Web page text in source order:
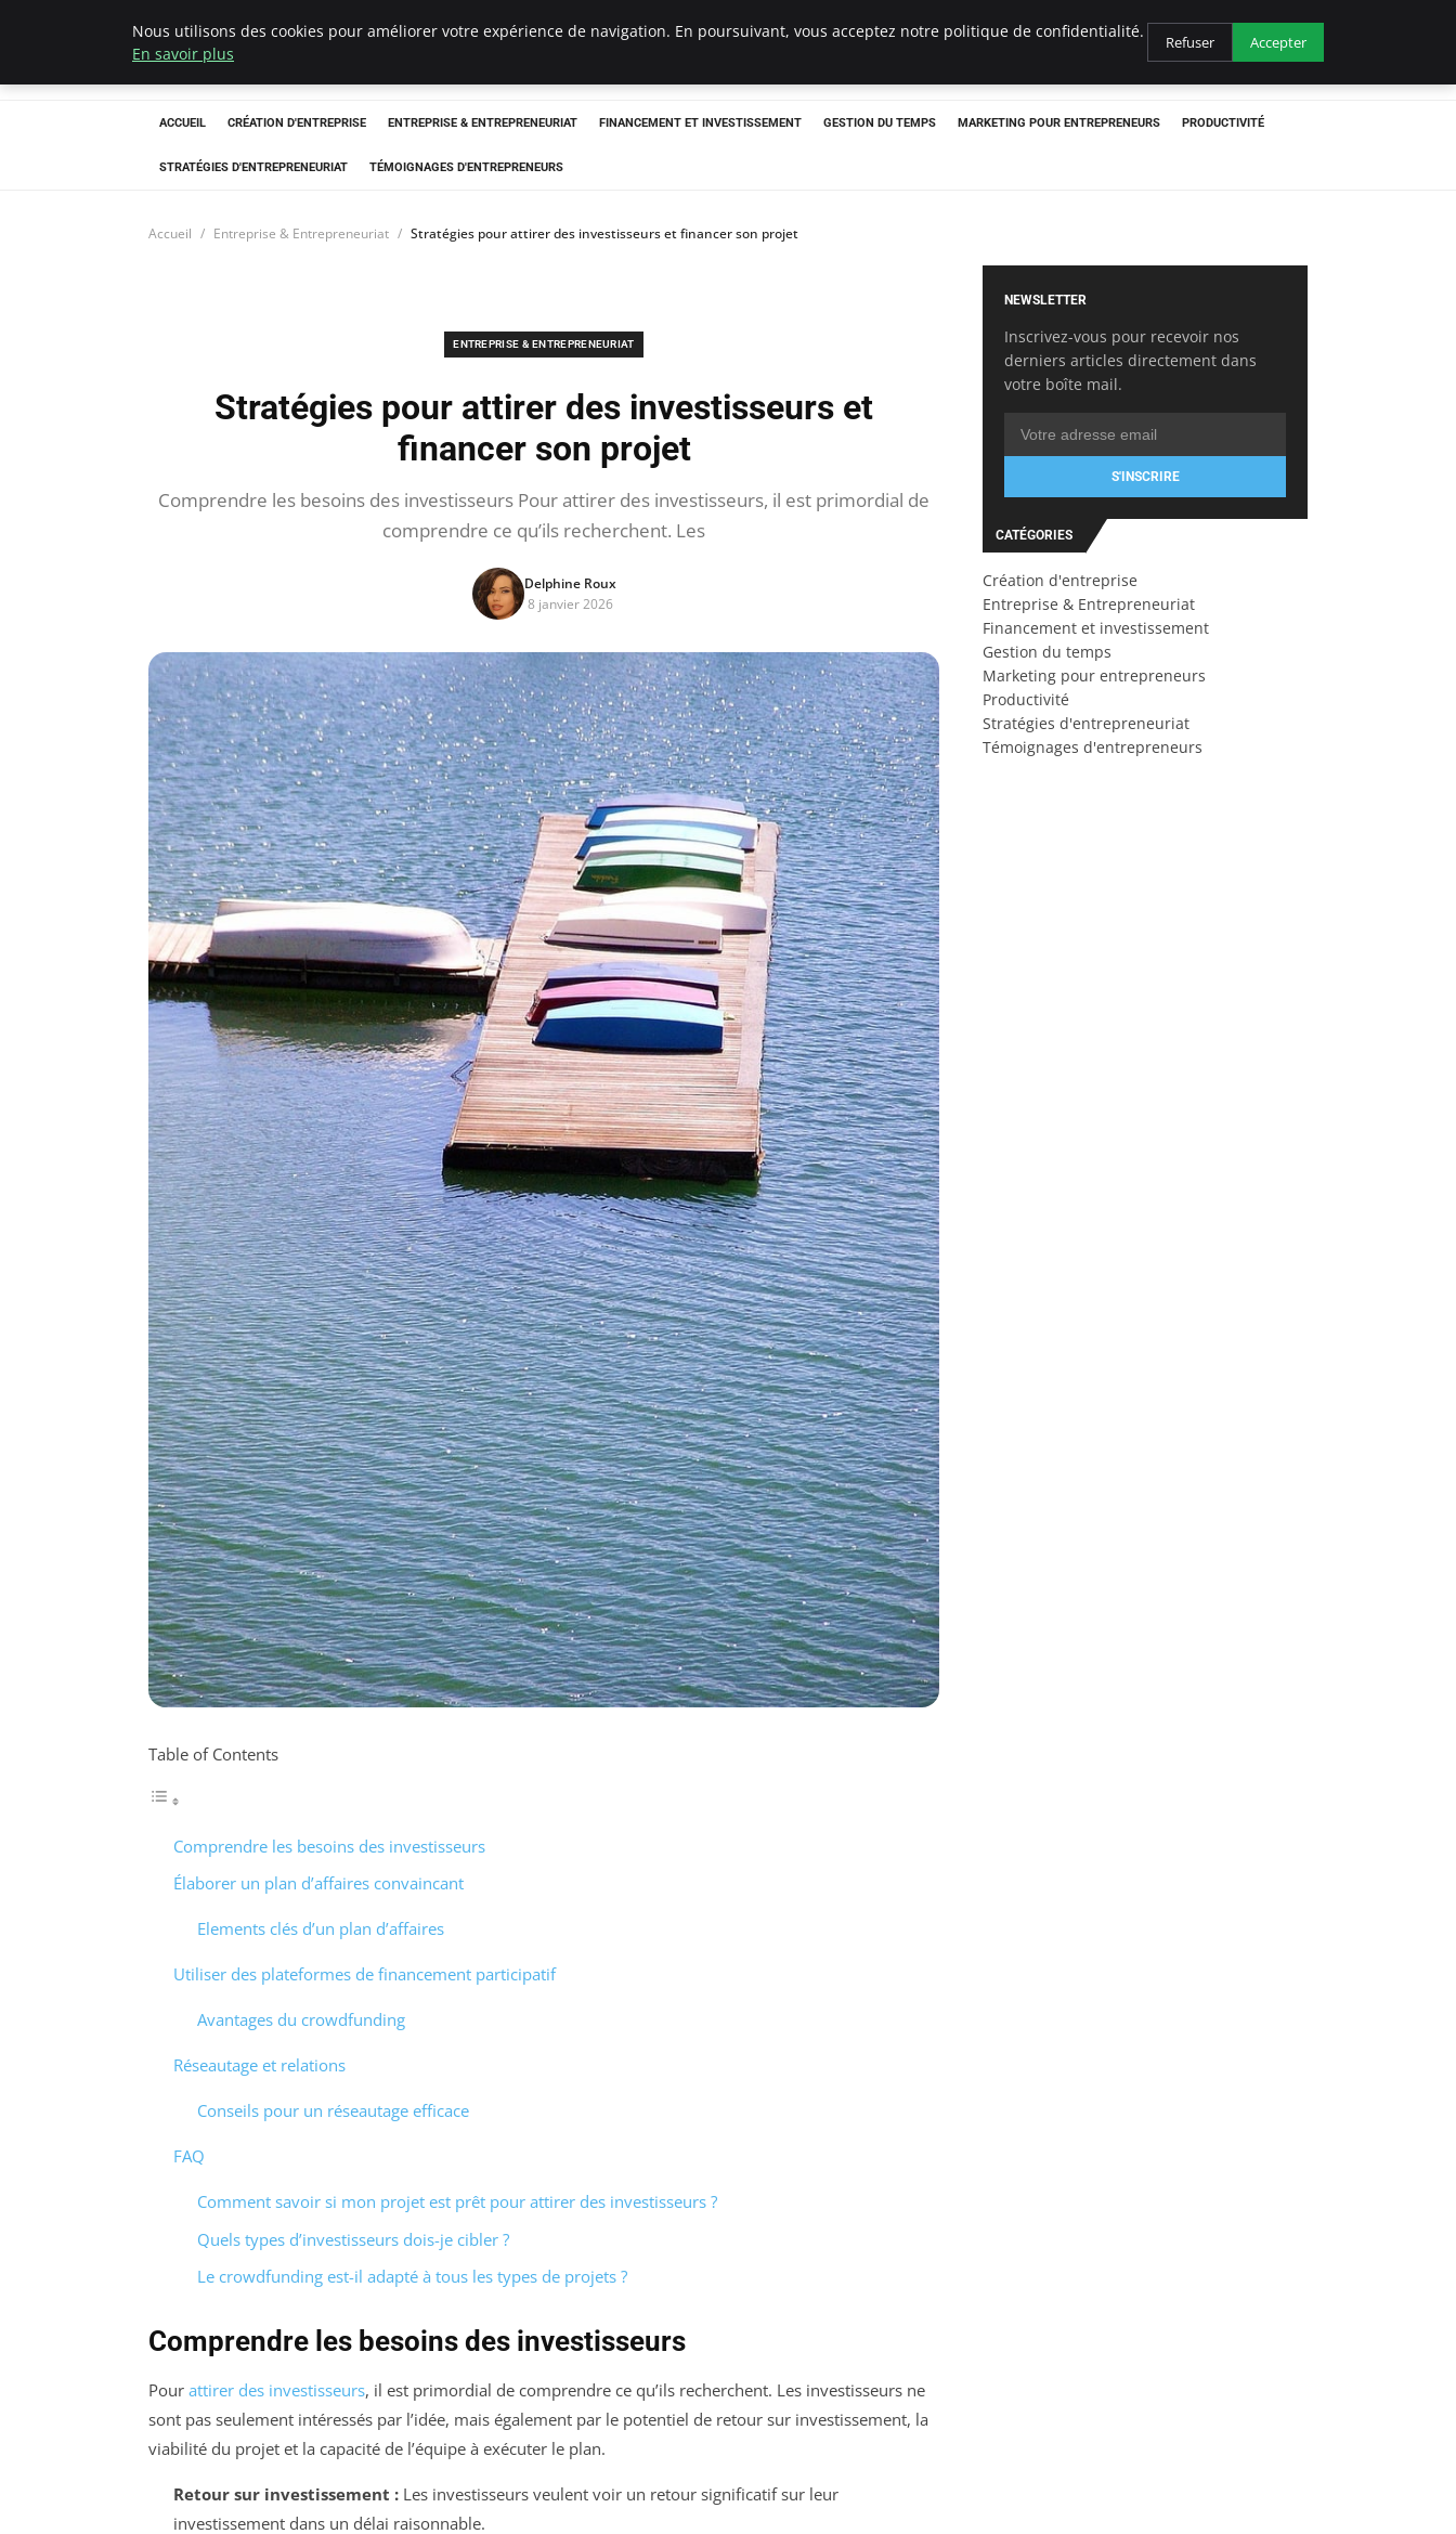
LECFCM
ACCUEIL CRÉATION D'ENTREPRISE ENTREPRISE & ENTREPRENEURIAT FINANCEMENT ET INVESTISSEMENT GESTION DU TEMPS MARKETING POUR ENTREPRENEURS PRODUCTIVITÉ
STRATÉGIES D'ENTREPRENEURIAT TÉMOIGNAGES D'ENTREPRENEURS
Accueil Entreprise & Entrepreneuriat Stratégies pour attirer des investisseurs et financer son projet
ENTREPRISE & ENTREPRENEURIAT
Stratégies pour attirer des investisseurs et
financer son projet
Comprendre les besoins des investisseurs Pour attirer des investisseurs, il est primordial de
comprendre ce qu’ils recherchent. Les
Delphine Roux
8 janvier 2026
Table of Contents
Comprendre les besoins des investisseurs
Élaborer un plan d’affaires convaincant
Elements clés d’un plan d’affaires
Utiliser des plateformes de financement participatif
Avantages du crowdfunding
Réseautage et relations
Conseils pour un réseautage efficace
FAQ
Comment savoir si mon projet est prêt pour attirer des investisseurs ?
Quels types d’investisseurs dois-je cibler ?
Le crowdfunding est-il adapté à tous les types de projets ?
Comprendre les besoins des investisseurs
Pour attirer des investisseurs, il est primordial de comprendre ce qu’ils recherchent. Les investisseurs ne
sont pas seulement intéressés par l’idée, mais également par le potentiel de retour sur investissement, la
viabilité du projet et la capacité de l’équipe à exécuter le plan.
Retour sur investissement :Les investisseurs veulent voir un retour significatif sur leur
investissement dans un délai raisonnable.
NEWSLETTER
Inscrivez-vous pour recevoir nos
derniers articles directement dans
votre boîte mail.
S'INSCRIRE
CATÉGORIES
Création d'entreprise
Entreprise & Entrepreneuriat
Financement et investissement
Gestion du temps
Marketing pour entrepreneurs
Productivité
Stratégies d'entrepreneuriat
Témoignages d'entrepreneurs
Nous utilisons des cookies pour améliorer votre expérience de navigation. En poursuivant, vous acceptez notre politique de confidentialité.
En savoir plus
Refuser Accepter